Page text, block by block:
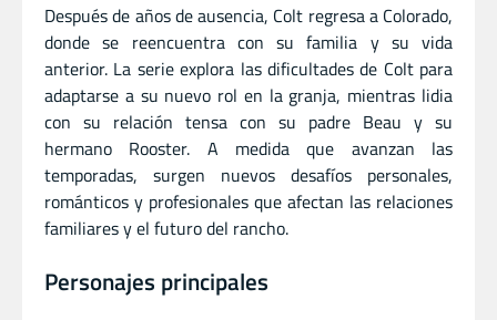
Después de años de ausencia, Colt regresa a Colorado,
donde se reencuentra con su familia y su vida
anterior. La serie explora las dificultades de Colt para
adaptarse a su nuevo rol en la granja, mientras lidia
con su relación tensa con su padre Beau y su
hermano Rooster. A medida que avanzan las
temporadas, surgen nuevos desafíos personales,
románticos y profesionales que afectan las relaciones
familiares y el futuro del rancho.
Personajes principales